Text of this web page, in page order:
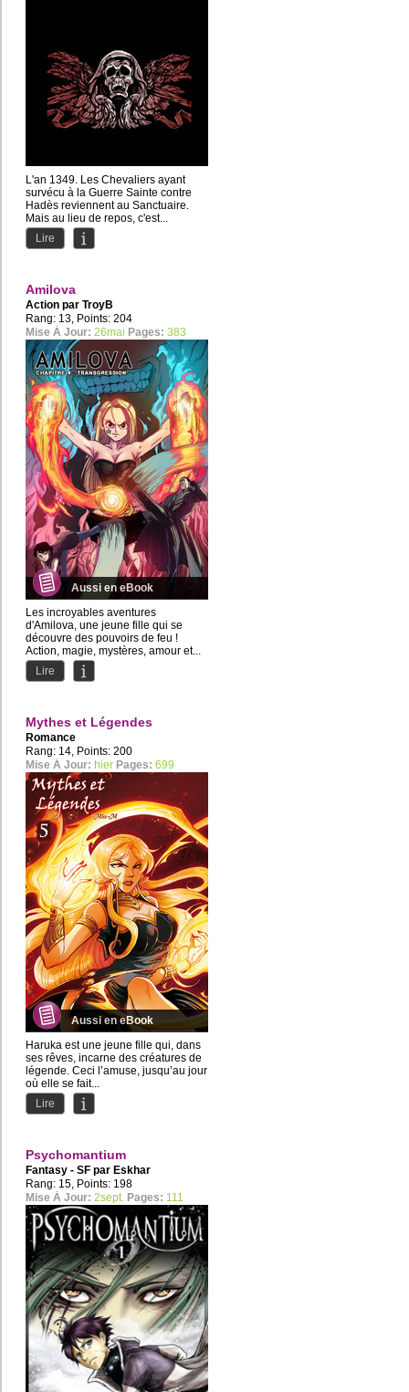
L'an 1349. Les Chevaliers ayant
survécu à la Guerre Sainte contre
Hadès reviennent au Sanctuaire.
Mais au lieu de repos, c'est...
Lire
Amilova
Action par TroyB
Rang: 13, Points: 204
Mise À Jour: 26mai Pages: 383
Aussi en eBook
Les incroyables aventures
d'Amilova, une jeune fille qui se
découvre des pouvoirs de feu !
Action, magie, mystères, amour et...
Lire
Mythes et Légendes
Romance
Rang: 14, Points: 200
Mise À Jour: hier Pages: 699
Aussi en eBook
Haruka est une jeune fille qui, dans
ses rêves, incarne des créatures de
légende. Ceci l’amuse, jusqu’au jour
où elle se fait...
Lire
Psychomantium
Fantasy - SF par Eskhar
Rang: 15, Points: 198
Mise À Jour: 2sept. Pages: 111